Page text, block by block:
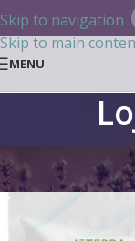
Skip to navigation
Skip to main
MENU
Início
Loja